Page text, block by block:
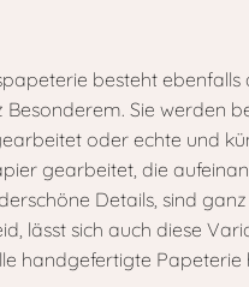
besteht
Sie werden
oder echte und
gearbeitet, die
Details, sind
lässt sich auch diese
handgefertigte Papeterie